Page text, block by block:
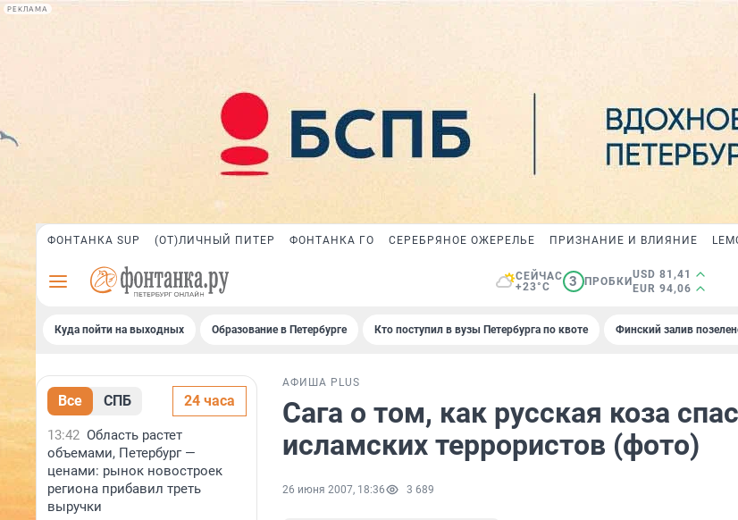
РЕКЛАМА
ФОНТАНКА SUP (ОТ)ЛИЧНЫЙ ПИТЕР ФОНТАНКА ГО СЕРЕБРЯНОЕ ОЖЕРЕЛЬЕ ПРИЗНАНИЕ И ВЛИЯНИЕ
СЕЙЧАС
+23°C
3 ПРОБКИ
USD 81,41
EUR 94,06
Куда пойти на выходных Образование в Петербурге Кто поступил в вузы Петербурга по квоте Финский залив
Все СПБ 24 часа
13:42 Область растет
объемами, Петербург —
ценами: рынок новостроек
региона прибавил треть
выручки
АФИША PLUS
Сага о том, как русская коза
исламских террористов (фото)
26 июня 2007, 18:36 3 689